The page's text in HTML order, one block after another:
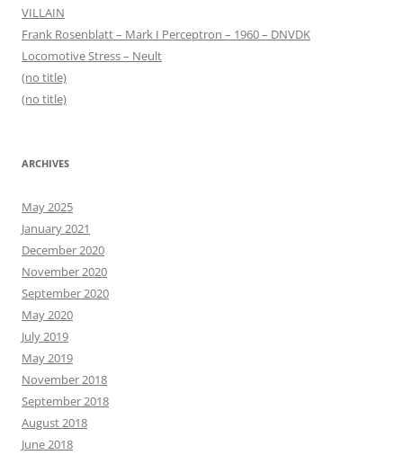
VILLAIN
Frank Rosenblatt – Mark I Perceptron – 1960 – DNVDK
Locomotive Stress – Neult
(no title)
(no title)
ARCHIVES
May 2025
January 2021
December 2020
November 2020
September 2020
May 2020
July 2019
May 2019
November 2018
September 2018
August 2018
June 2018